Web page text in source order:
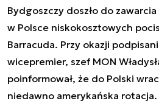
Bydgoszczy doszło do
w Polsce niskokosztowych
Barracuda. Przy okazji
wicepremier, szef MON
poinformował, że do Polski
niedawno amerykańska rotacja.